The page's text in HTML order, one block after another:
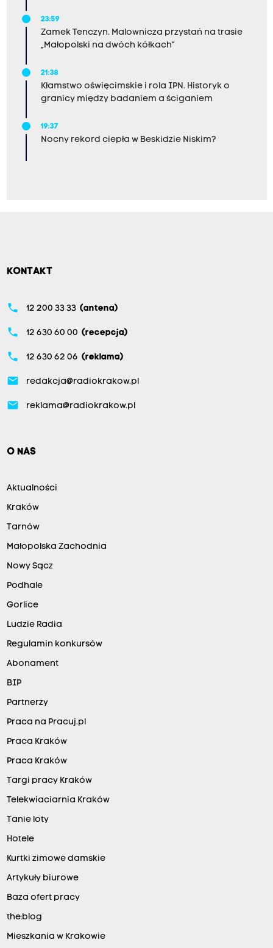
23:59
Zamek Tenczyn. Malownicza przystań na trasie
„Małopolski na dwóch kółkach”
21:38
Kłamstwo oświęcimskie i rola IPN. Historyk o
granicy między badaniem a ściganiem
19:37
Nocny rekord ciepła w Beskidzie Niskim?
KONTAKT
phone 12 200 33 33 (antena)
phone 12 630 60 00 (recepcja)
phone 12 630 62 06 (reklama)
email redakcja@radiokrakow.pl
email reklama@radiokrakow.pl
O NAS
Aktualności
Kraków
Tarnów
Małopolska Zachodnia
Nowy Sącz
Podhale
Gorlice
Ludzie Radia
Regulamin konkursów
Abonament
BIP
Partnerzy
Praca na Pracuj.pl
Praca Kraków
Praca Kraków
Targi pracy Kraków
Telekwiaciarnia Kraków
Tanie loty
Hotele
Kurtki zimowe damskie
Artykuły biurowe
Baza ofert pracy
the:blog
Mieszkania w Krakowie